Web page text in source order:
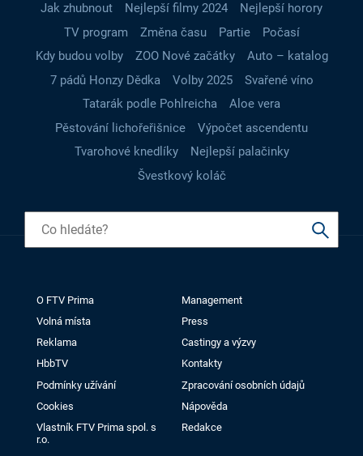
Jak zhubnout Nejlepší filmy 2024
Nejlepší horory
TV program
Změna času Partie
Počasí
Kdy budou volby
ZOO Nové začátky
Auto – katalog
7 pádů Honzy Dědka
Volby 2025
Svařené víno
Tatarák podle Pohlreicha
Aloe vera
Pěstování lichořeřišnice
Výpočet ascendentu
Tvarohové knedlíky
Nejlepší palačinky
Švestkový koláč
O FTV Prima
Management
Volná místa
Press
Reklama
Castingy a výzvy
HbbTV
Kontakty
Podmínky užívání
Zpracování osobních údajů
Cookies
Nápověda
Vlastník FTV Prima spol. s
r.o.
Redakce